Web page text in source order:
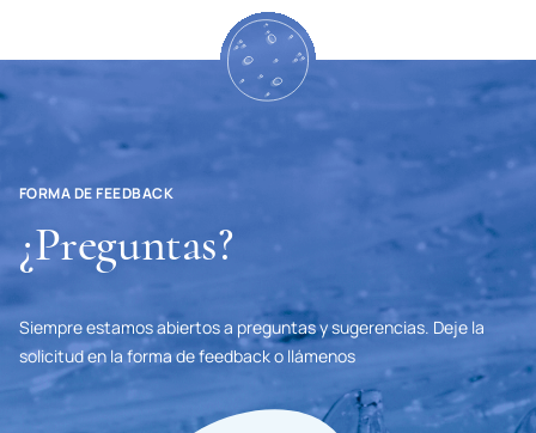
FORMA DE FEEDBACK
¿Preguntas?
Siempre estamos abiertos a preguntas y sugerencias. Deje la
solicitud en la forma de feedback o llámenos
Portugal
Romania
San Marino
Saudi Arabia
Serbia
Singapore
Syrian Arab Republic